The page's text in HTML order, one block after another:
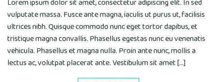
Lorem ipsum dolor sit amet, consectetur adipiscing elit. In sed
vulputate massa. Fusce ante magna, iaculis ut purus ut, facilisis
ultrices nibh. Quisque commodo nunc eget tortor dapibus, et
tristique magna convallis. Phasellus egestas nunc eu venenatis
vehicula. Phasellus et magna nulla. Proin ante nunc, mollis a
lectus ac, volutpat placerat ante. Vestibulum sit amet […]